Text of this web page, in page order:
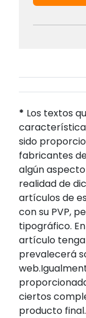
* Los textos
sido
fabricantes
algún
realidad de
artículos de
con su PVP,
tipográfico.
artículo
prevalecerá
ciertos
producto final.